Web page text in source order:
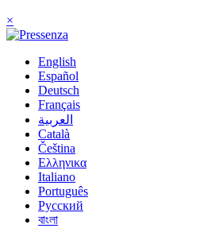
×
English
Español
Deutsch
Français
العربية
Català
Čeština
Ελληνικα
Italiano
Português
Русский
বাংলা